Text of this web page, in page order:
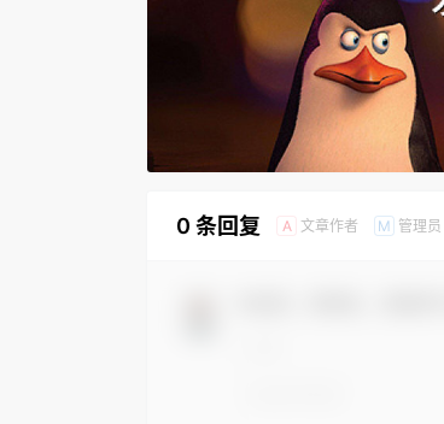
0 条回复 A 文章作者 M 管理员